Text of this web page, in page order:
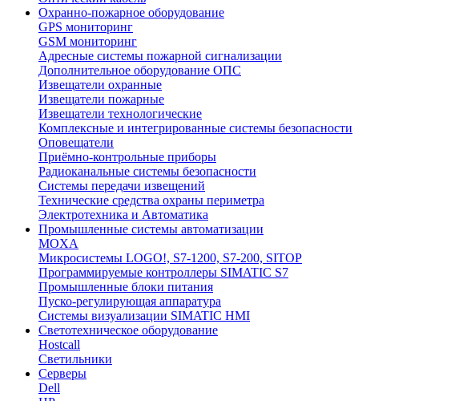
Охранно-пожарное оборудование
GPS мониторинг
GSM мониторинг
Адресные системы пожарной сигнализации
Дополнительное оборудование ОПС
Извещатели охранные
Извещатели пожарные
Извещатели технологические
Комплексные и интегрированные системы безопасноcти
Оповещатели
Приёмно-контрольные приборы
Радиоканальные системы безопасности
Системы передачи извещений
Технические средства охраны периметра
Электротехника и Автоматика
Промышленные системы автоматизации
MOXA
Микросистемы LOGO!, S7-1200, S7-200, SITOP
Программируемые контроллеры SIMATIC S7
Промышленные блоки питания
Пуско-регулирующая аппаратура
Системы визуализации SIMATIC HMI
Светотехническое оборудование
Hostcall
Светильники
Серверы
Dell